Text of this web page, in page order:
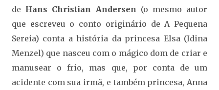
de Hans Christian Andersen (o mesmo autor
que escreveu o conto originário de A Pequena
Sereia) conta a história da princesa Elsa (Idina
Menzel) que nasceu com o mágico dom de criar e
manusear o frio, mas que, por conta de um
acidente com sua irmã, e também princesa, Anna